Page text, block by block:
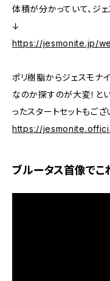
体積が分かっていて、ジ
↓
https://jesmonite.jp/
ポリ樹脂からジェスモナ
なのか探すのが大変！と
ったスタートセットもござ
https://
ブルータス首像でこ